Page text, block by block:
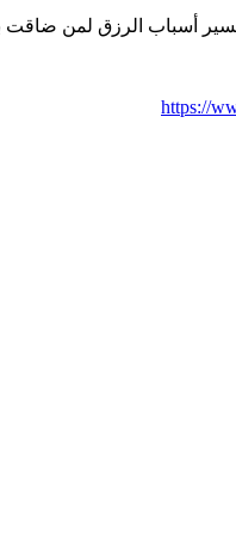
الرزق لمن ضاقت بهم السبل.
https://